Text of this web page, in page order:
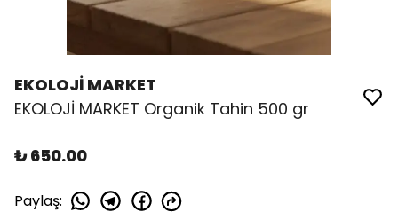
EKOLOJİ MARKET
EKOLOJİ MARKET Organik Tahin 500 gr
₺ 650.00
Paylaş: